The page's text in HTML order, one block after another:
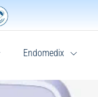
Endomedix